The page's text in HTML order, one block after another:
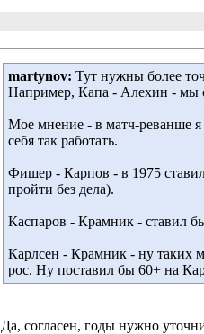
martynov: Тут нужны более
Например, Капа - Алехин - мы
Мое мнение - в матч-реванше я
себя так работать.
Фишер - Карпов - в 1975
пройти без дела).
Каспаров - Крамник - ставил
Карлсен - Крамник - ну таких
рос. Ну поставил бы 60+ на
Да, согласен, годы нужно